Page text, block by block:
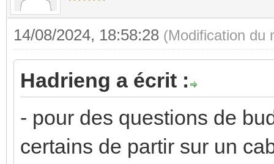
14/08/2024, 18:58:28 (Modification du
Hadrieng a écrit :
- pour des questions de
certains de partir sur un